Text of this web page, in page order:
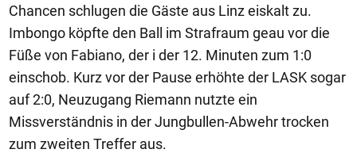
Chancen schlugen die Gäste aus Linz eiskalt zu.
Imbongo köpfte den Ball im Strafraum geau vor die
Füße von Fabiano, der i der 12. Minuten zum 1:0
einschob. Kurz vor der Pause erhöhte der LASK sogar
auf 2:0, Neuzugang Riemann nutzte ein
Missverständnis in der Jungbullen-Abwehr trocken
zum zweiten Treffer aus.